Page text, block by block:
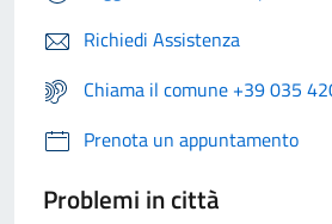
Richiedi Assistenza
Chiama il comune +39 035
Prenota un appuntamento
Problemi in città